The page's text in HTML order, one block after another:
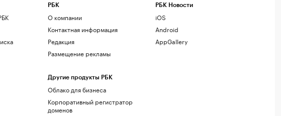
РБК
О компании
Контактная информация
Редакция
Размещение рекламы
Другие продукты РБК
Облако для бизнеса
Корпоративный регистратор
доменов
РБК Новости
iOS
Android
AppGallery